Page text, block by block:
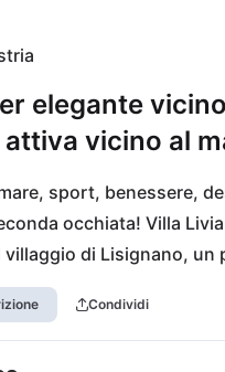
elegante
vicino al
sport, benessere,
occhiata! Villa
villaggio di Lisignano,
Potrete divertirvi
La villa è perfetta
spiaggia di sabbia
Condividi